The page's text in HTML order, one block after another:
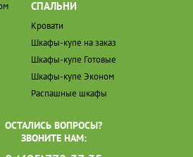
СПАЛЬНИ
Кровати
Шкафы-купе на заказ
Шкафы-купе Готовые
Шкафы-купе Эконом
Распашные шкафы
ОСТАЛИСЬ ВОПРОСЫ?
ЗВОНИТЕ НАМ: